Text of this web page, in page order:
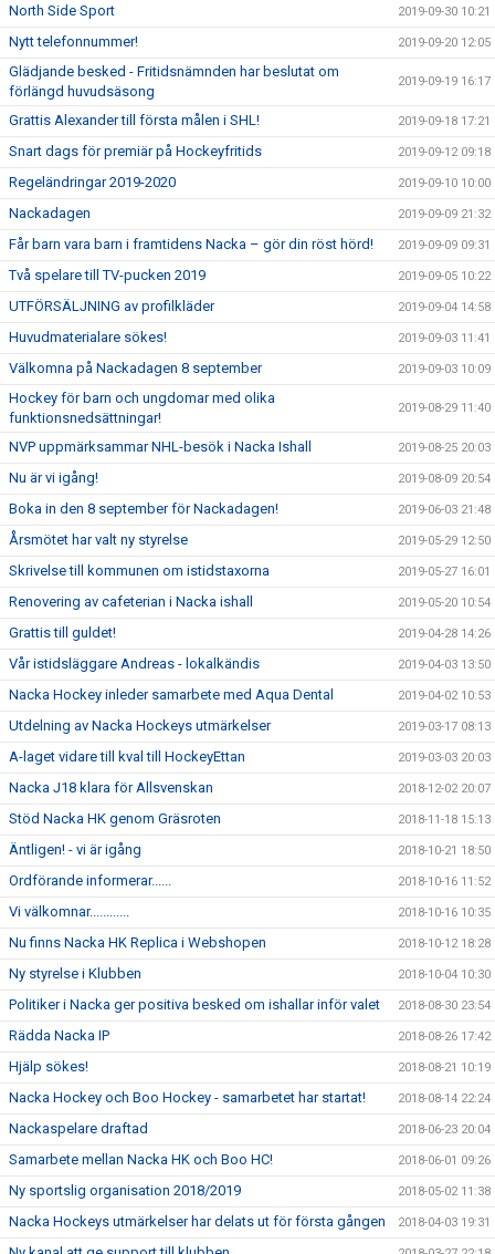
North Side Sport 2019-09-30 10:21
Nytt telefonnummer! 2019-09-20 12:05
Glädjande besked - Fritidsnämnden har beslutat om
förlängd huvudsäsong
2019-09-19 16:17
Grattis Alexander till första målen i SHL! 2019-09-18 17:21
Snart dags för premiär på Hockeyfritids 2019-09-12 09:18
Regeländringar 2019-2020 2019-09-10 10:00
Nackadagen 2019-09-09 21:32
Får barn vara barn i framtidens Nacka – gör din röst hörd! 2019-09-09 09:31
Två spelare till TV-pucken 2019 2019-09-05 10:22
UTFÖRSÄLJNING av profilkläder 2019-09-04 14:58
Huvudmaterialare sökes! 2019-09-03 11:41
Välkomna på Nackadagen 8 september 2019-09-03 10:09
Hockey för barn och ungdomar med olika
funktionsnedsättningar!
2019-08-29 11:40
NVP uppmärksammar NHL-besök i Nacka Ishall 2019-08-25 20:03
Nu är vi igång! 2019-08-09 20:54
Boka in den 8 september för Nackadagen! 2019-06-03 21:48
Årsmötet har valt ny styrelse 2019-05-29 12:50
Skrivelse till kommunen om istidstaxorna 2019-05-27 16:01
Renovering av cafeterian i Nacka ishall 2019-05-20 10:54
Grattis till guldet! 2019-04-28 14:26
Vår istidsläggare Andreas - lokalkändis 2019-04-03 13:50
Nacka Hockey inleder samarbete med Aqua Dental 2019-04-02 10:53
Utdelning av Nacka Hockeys utmärkelser 2019-03-17 08:13
A-laget vidare till kval till HockeyEttan 2019-03-03 20:03
Nacka J18 klara för Allsvenskan 2018-12-02 20:07
Stöd Nacka HK genom Gräsroten 2018-11-18 15:13
Äntligen! - vi är igång 2018-10-21 18:50
Ordförande informerar...... 2018-10-16 11:52
Vi välkomnar............ 2018-10-16 10:35
Nu finns Nacka HK Replica i Webshopen 2018-10-12 18:28
Ny styrelse i Klubben 2018-10-04 10:30
Politiker i Nacka ger positiva besked om ishallar inför valet 2018-08-30 23:54
Rädda Nacka IP 2018-08-26 17:42
Hjälp sökes! 2018-08-21 10:19
Nacka Hockey och Boo Hockey - samarbetet har startat! 2018-08-14 22:24
Nackaspelare draftad 2018-06-23 20:04
Samarbete mellan Nacka HK och Boo HC! 2018-06-01 09:26
Ny sportslig organisation 2018/2019 2018-05-02 11:38
Nacka Hockeys utmärkelser har delats ut för första gången 2018-04-03 19:31